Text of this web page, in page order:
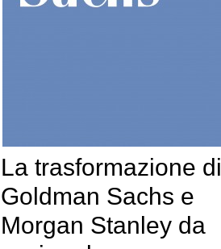
La trasformazione di
Goldman Sachs e
Morgan Stanley da